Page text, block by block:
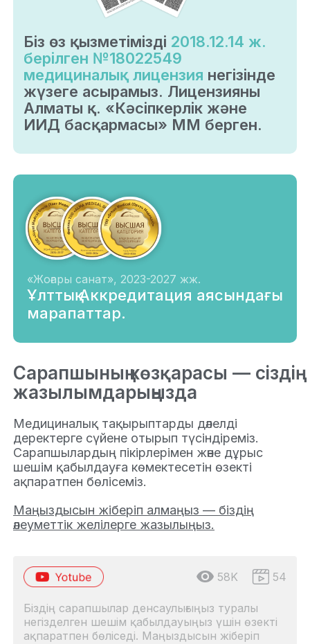
Біз өз қызметімізді 2018.12.14 ж.
берілген №18022549
медициналық лицензия негізінде
жүзеге асырамыз. Лицензияны
Алматы қ. «Кәсіпкерлік және
ИИД басқармасы» ММ берген.
«Жоғары санат», 2023-2027 жж.
Ұлттық Аккредитация аясындағы
марапаттар.
Сарапшының көзқарасы — сіздің
жазылымдарыңызда
Медициналық тақырыптарды дәлелді
деректерге сүйене отырып түсіндіреміз.
Сарапшылардың пікірлерімен және дұрыс
шешім қабылдауға көмектесетін өзекті
ақпаратпен бөлісеміз.
Маңыздысын жіберіп алмаңыз — біздің
әлеуметтік желілерге жазылыңыз.
58K 54
Біздің сарапшылар денсаулығыңыз туралы
негізделген шешім қабылдауыңыз үшін өзекті
ақпаратпен бөліседі. Маңыздысын жіберіп